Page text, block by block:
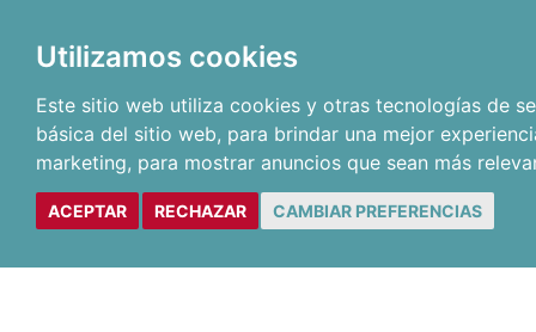
Utilizamos cookies
Este sitio web utiliza cookies y otras tecnologías de
básica del sitio web, para brindar una mejor
marketing, para mostrar anuncios que sean más
ACEPTAR RECHAZAR CAMBIAR PREFERENCIAS